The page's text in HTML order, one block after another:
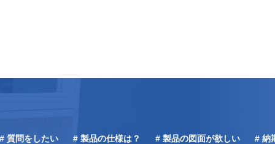
# 質問をしたい # 製品の仕様は？ # 製品の図面が欲しい # 納